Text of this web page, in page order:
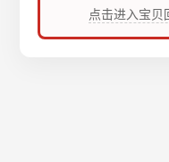
点击进入宝贝